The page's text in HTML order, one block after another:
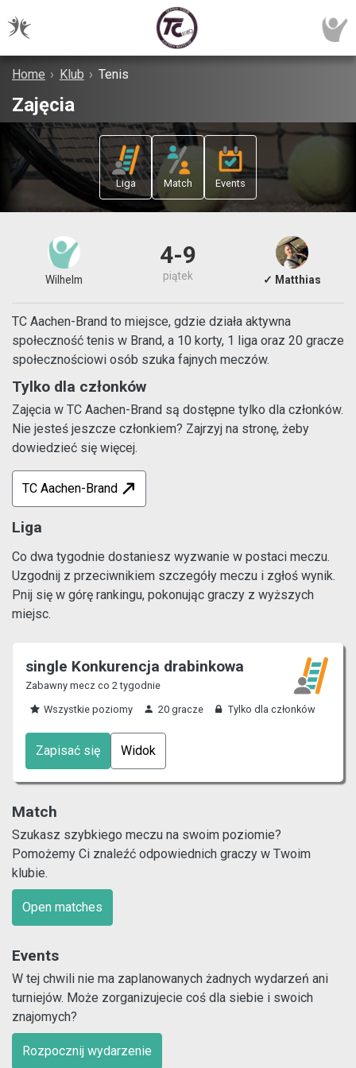
Home › Klub › Tenis
Zajęcia
Liga Match Events
Wilhelm
4-9
piątek ✓ Matthias
TC Aachen-Brand to miejsce, gdzie działa aktywna
społeczność tenis w Brand, a 10 korty, 1 liga oraz 20 gracze
społecznościowi osób szuka fajnych meczów.
Tylko dla członków
Zajęcia w TC Aachen-Brand są dostępne tylko dla członków.
Nie jesteś jeszcze członkiem? Zajrzyj na stronę, żeby
dowiedzieć się więcej.
TC Aachen-Brand
Liga
Co dwa tygodnie dostaniesz wyzwanie w postaci meczu.
Uzgodnij z przeciwnikiem szczegóły meczu i zgłoś wynik.
Pnij się w górę rankingu, pokonując graczy z wyższych
miejsc.
single Konkurencja drabinkowa
Zabawny mecz co 2 tygodnie
Wszystkie poziomy
20 gracze Tylko dla członków
Zapisać się Widok
Match
Szukasz szybkiego meczu na swoim poziomie?
Pomożemy Ci znaleźć odpowiednich graczy w Twoim
klubie.
Open matches
Events
W tej chwili nie ma zaplanowanych żadnych wydarzeń ani
turniejów. Może zorganizujecie coś dla siebie i swoich
znajomych?
Rozpocznij wydarzenie